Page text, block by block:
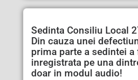
Sedinta Consiliu Local
Din cauza unei
prima parte a sedintei a
inregistrata pe una
doar in modul audio!